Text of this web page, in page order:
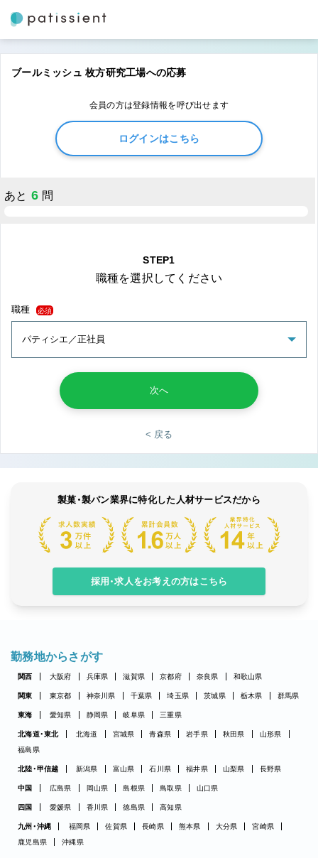
ブールミッシュ 枚方研究工場への応募
会員の方は登録情報を呼び出せます
ログインはこちら
あと 6 問
STEP1
職種を選択してください
職種 必須
次へ
< 戻る
製菓・製パン業界に特化した人材サービスだから
採用・求人をお考えの方はこちら
勤務地からさがす
関西 大阪府 兵庫県 滋賀県 京都府 奈良県 和歌山県
関東 東京都 神奈川県 千葉県 埼玉県 茨城県 栃木県 群馬県
東海 愛知県 静岡県 岐阜県 三重県
北海道・東北 北海道 宮城県 青森県 岩手県 秋田県
山形県
福島県
北陸・甲信越 新潟県 富山県 石川県 福井県 山梨県 長野県
中国 広島県 岡山県 島根県 鳥取県 山口県
四国 愛媛県 香川県 徳島県 高知県
九州・沖縄 福岡県 佐賀県 長崎県 熊本県 大分県
宮崎県
鹿児島県
沖縄県